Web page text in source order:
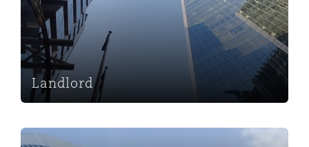
(D. C.)
Landlord
Occupier